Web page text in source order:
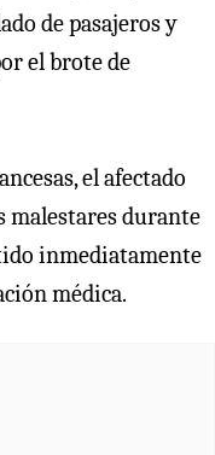
de pasajeros y
el brote de
el afectado
malestares durante
inmediatamente
médica.